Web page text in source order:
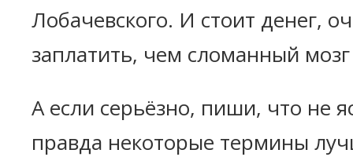
Лобачевского. И стоит денег,
заплатить, чем сломанный
А если серьёзно, пиши, что не
правда некоторые термины